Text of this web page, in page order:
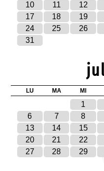
10
11 12
17
18 19
24
25 26
31
LU MA MI
1
6
7 8
13
14 15
20
21 22
27
28 29